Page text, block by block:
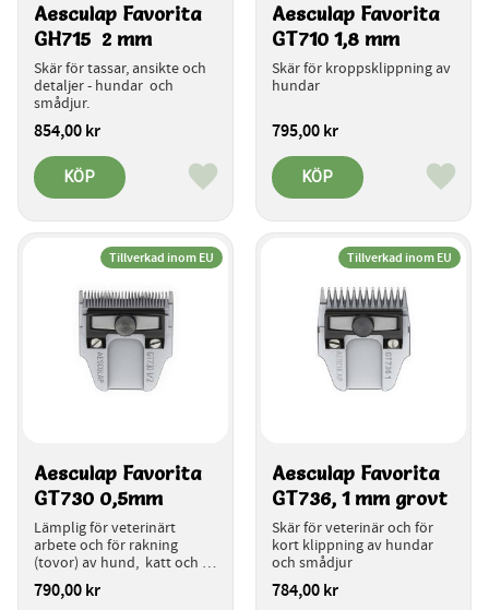
Aesculap Favorita
GH715  2 mm
Skär för tassar, ansikte och
detaljer - hundar  och
smådjur.
854,00kr
Lägg till i favoriter
KÖP
Aesculap Favorita
GT710 1,8 mm
Skär för kroppsklippning av
hundar
795,00kr
Lägg
KÖP
Aesculap Favorita
GT730 0,5mm
Lämplig för veterinärt
arbete och för rakning
(tovor) av hund,  katt och
andra smådjur
790,00kr
Tillverkad inom EU
Aesculap Favorita
GT736, 1 mm grovt
Skär för veterinär och för
kort klippning av hundar
och smådjur
784,00kr
Tillverkad inom EU